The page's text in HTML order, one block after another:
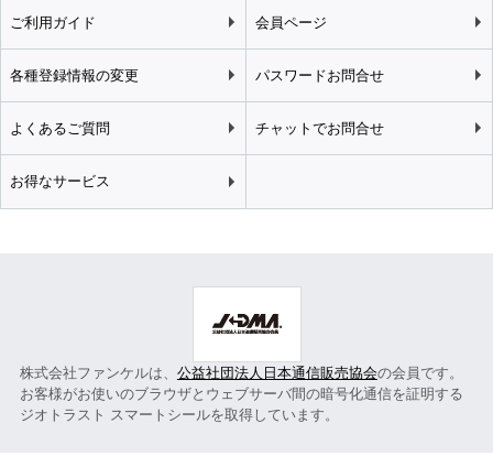
ご利用ガイド 会員ページ
各種登録情報の変更 パスワードお問合せ
よくあるご質問 チャットでお問合せ
お得なサービス
株式会社ファンケルは、 公益社団法人日本通信販売協会の会員です。
お客様がお使いのブラウザとウェブサーバ間の暗号化通信を証明する
ジオトラスト スマートシールを取得しています。